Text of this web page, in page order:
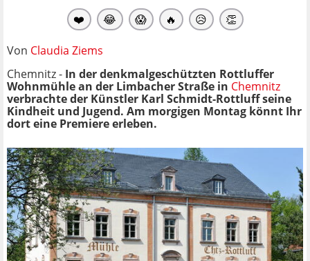
❤️ 😂 😱 🔥 😥 👏
Von Claudia Ziems
Chemnitz - In der denkmalgeschützten Rottluffer
Wohnmühle an der Limbacher Straße in Chemnitz
verbrachte der Künstler Karl Schmidt-Rottluff seine
Kindheit und Jugend. Am morgigen Montag könnt Ihr
dort eine Premiere erleben.